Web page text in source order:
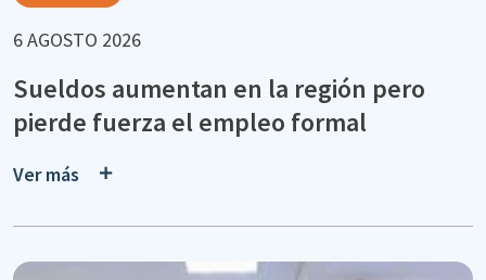
6 AGOSTO 2026
Sueldos aumentan en la región pero
pierde fuerza el empleo formal
Ver más